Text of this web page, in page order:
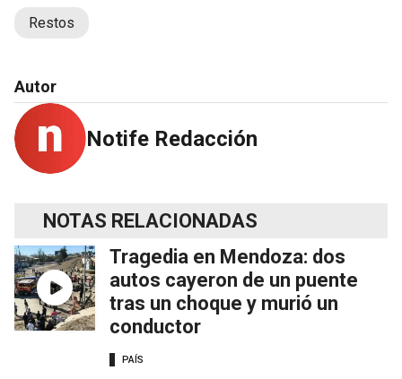
Restos
Autor
Notife Redacción
NOTAS RELACIONADAS
Tragedia en Mendoza: dos
autos cayeron de un puente
tras un choque y murió un
conductor
PAÍS